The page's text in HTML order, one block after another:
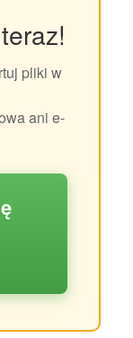
pliki w
ani e-